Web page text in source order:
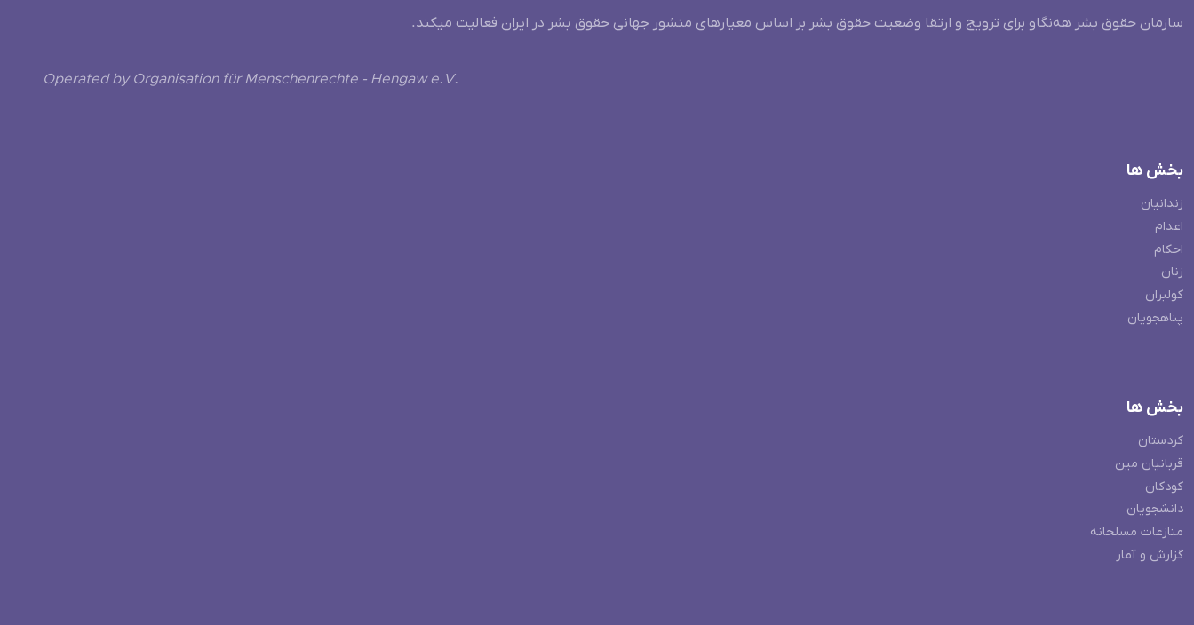
سازمان حقوق بشر هه‌نگاو برای ترویج و ارتقا وضعیت حقوق بشر بر اساس معیارهای منشور جهانی حقوق بشر در ایران فعالیت میکند.
Operated by Organisation für Menschenrechte - Hengaw e.V.
بخش ها
زندانیان
اعدام
احکام
زنان
کولبران
پناهجویان
بخش ها
کردستان
قربانیان مین
کودکان
دانشجویان
منازعات مسلحانه
گزارش و آمار